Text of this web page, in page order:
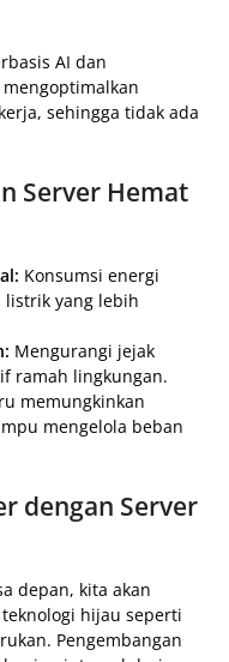
AI dan
sehingga tidak ada
Server Hemat
Konsumsi energi
yang lebih
Mengurangi jejak
ramah lingkungan.
memungkinkan
mengelola beban
dengan Server
depan, kita akan
hijau seperti
Pengembangan